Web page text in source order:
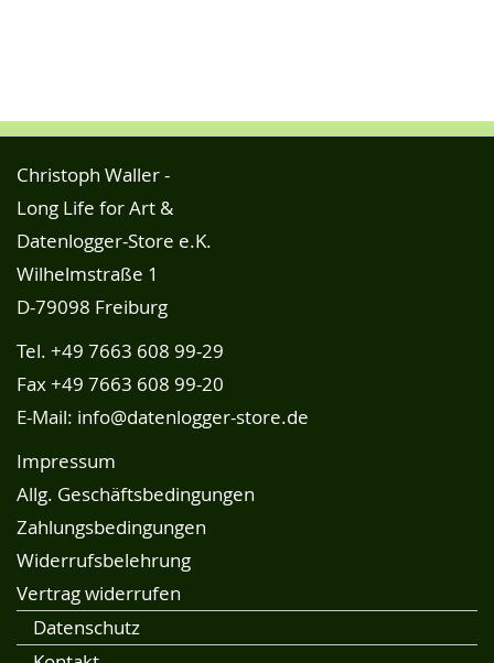
Christoph Waller -
Long Life for Art &
Datenlogger-Store e.K.
Wilhelmstraße 1
D-79098 Freiburg
Tel. +49 7663 608 99-29
Fax +49 7663 608 99-20
E-Mail: info@datenlogger-store.de
Impressum
Allg. Geschäftsbedingungen
Zahlungsbedingungen
Widerrufsbelehrung
Vertrag widerrufen
Datenschutz